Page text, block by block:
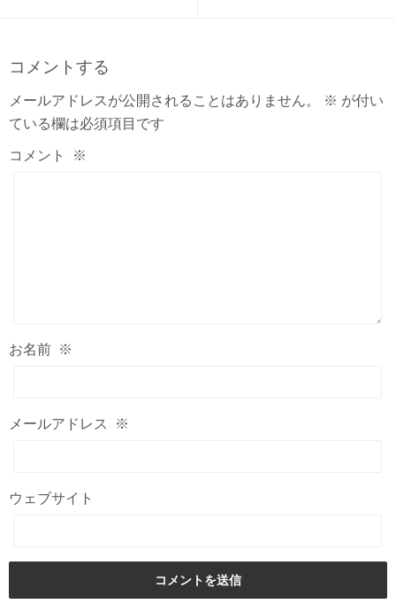
コメントする
メールアドレスが公開されることはありません。 ※ が付い
ている欄は必須項目です
コメント ※
お名前 ※
メールアドレス ※
ウェブサイト